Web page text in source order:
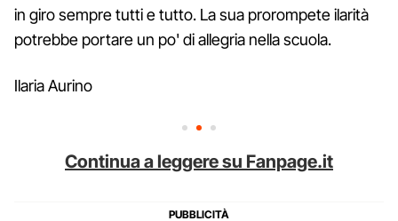
in giro sempre tutti e tutto. La sua prorompete ilarità
potrebbe portare un po' di allegria nella scuola.
Ilaria Aurino
Continua a leggere su Fanpage.it